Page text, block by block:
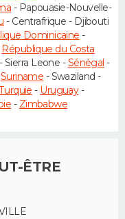
- Papouasie-Nouvelle-
- Centrafrique - Djibouti
Dominicaine -
République du Costa
Sierra Leone -Sénégal -
Suriname - Swaziland -
- Uruguay-
- Zimbabwe
ÊTRE